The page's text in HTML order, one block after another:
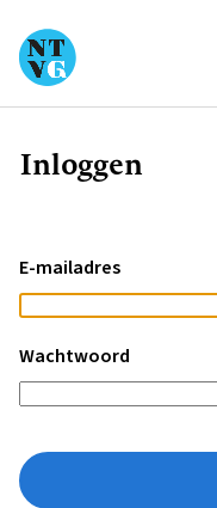
Kruimelpad
Inloggen
E-mailadres
Wachtwoord